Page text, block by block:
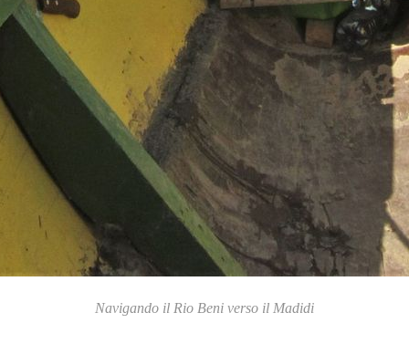
Navigando il Rio Beni verso il Madidi